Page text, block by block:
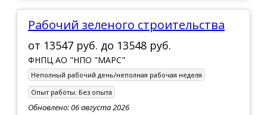
Рабочий зеленого строительства
от 13547 руб. до 13548 руб.
ФНПЦ АО "НПО "МАРС"
Неполный рабочий день/неполная рабочая неделя
Опыт работы: Без опыта
Обновлено: 06 августа 2026